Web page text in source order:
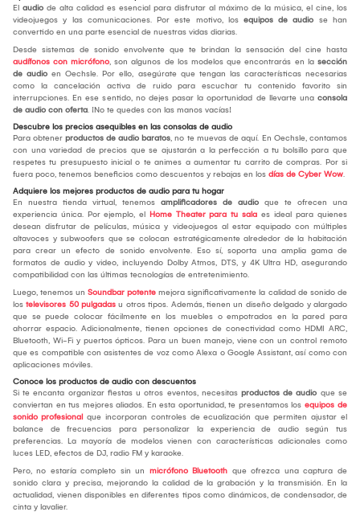
El audio de alta calidad es esencial para disfrutar al máximo de la música, el cine, los
videojuegos y las comunicaciones. Por este motivo, los equipos de audio se han
convertido en una parte esencial de nuestras vidas diarias.
Desde sistemas de sonido envolvente que te brindan la sensación del cine hasta
audífonos con micrófono, son algunos de los modelos que encontrarás en la sección
de audio en Oechsle. Por ello, asegúrate que tengan las características necesarias
como la cancelación activa de ruido para escuchar tu contenido favorito sin
interrupciones. En ese sentido, no dejes pasar la oportunidad de llevarte una consola
de audio con oferta. ¡No te quedes con las manos vacías!
Descubre los precios asequibles en las consolas de audio
Para obtener productos de audio baratos, no te muevas de aquí. En Oechsle, contamos
con una variedad de precios que se ajustarán a la perfección a tu bolsillo para que
respetes tu presupuesto inicial o te animes a aumentar tu carrito de compras. Por si
fuera poco, tenemos beneficios como descuentos y rebajas en los días de Cyber Wow.
Adquiere los mejores productos de audio para tu hogar
En nuestra tienda virtual, tenemos amplificadores de audio que te ofrecen una
experiencia única. Por ejemplo, el Home Theater para tu sala es ideal para quienes
desean disfrutar de películas, música y videojuegos al estar equipado con múltiples
altavoces y subwoofers que se colocan estratégicamente alrededor de la habitación
para crear un efecto de sonido envolvente. Eso sí, soporta una amplia gama de
formatos de audio y video, incluyendo Dolby Atmos, DTS, y 4K Ultra HD, asegurando
compatibilidad con las últimas tecnologías de entretenimiento.
Luego, tenemos un Soundbar potente mejora significativamente la calidad de sonido de
los televisores 50 pulgadas u otros tipos. Además, tienen un diseño delgado y alargado
que se puede colocar fácilmente en los muebles o empotrados en la pared para
ahorrar espacio. Adicionalmente, tienen opciones de conectividad como HDMI ARC,
Bluetooth, Wi-Fi y puertos ópticos. Para un buen manejo, viene con un control remoto
que es compatible con asistentes de voz como Alexa o Google Assistant, así como con
aplicaciones móviles.
Conoce los productos de audio con descuentos
Si te encanta organizar fiestas u otros eventos, necesitas productos de audio que se
conviertan en tus mejores aliados. En esta oportunidad, te presentamos los equipos de
sonido profesional que incorporan controles de ecualización que permiten ajustar el
balance de frecuencias para personalizar la experiencia de audio según tus
preferencias. La mayoría de modelos vienen con características adicionales como
luces LED, efectos de DJ, radio FM y karaoke.
Pero, no estaría completo sin un micrófono Bluetooth que ofrezca una captura de
sonido clara y precisa, mejorando la calidad de la grabación y la transmisión. En la
actualidad, vienen disponibles en diferentes tipos como dinámicos, de condensador, de
cinta y lavalier.